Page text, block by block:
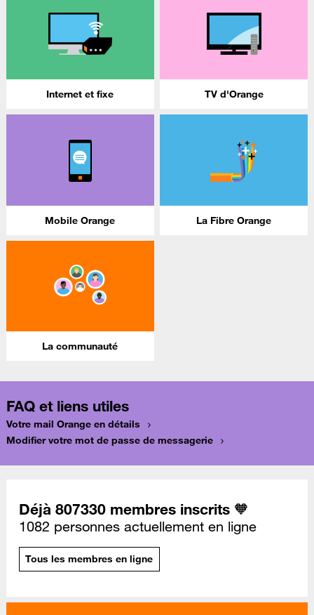
Internet et fixe TV d'Orange
Mobile Orange La Fibre Orange
La communauté
FAQ et liens utiles
Votre mail Orange en détails
Modifier votre mot de passe de messagerie
Déjà 807330 membres inscrits 🧡
1082 personnes actuellement en ligne
Tous les membres en ligne